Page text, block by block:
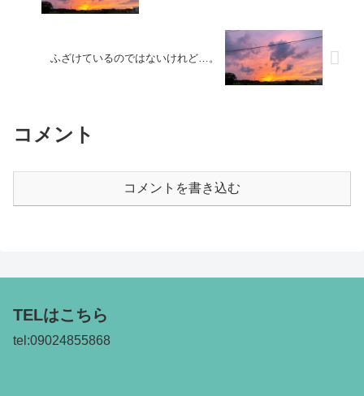
ふざけているのではないけれど…。
コメント
コメントを書き込む
TELはこちら
tel:09024855868